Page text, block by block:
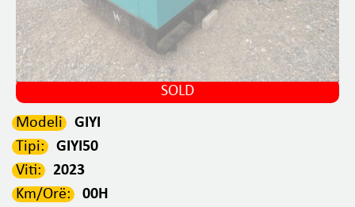
SOLD
Modeli
GIYI
Tipi:
GIYI50
Viti:
2023
Km/Orë:
00H